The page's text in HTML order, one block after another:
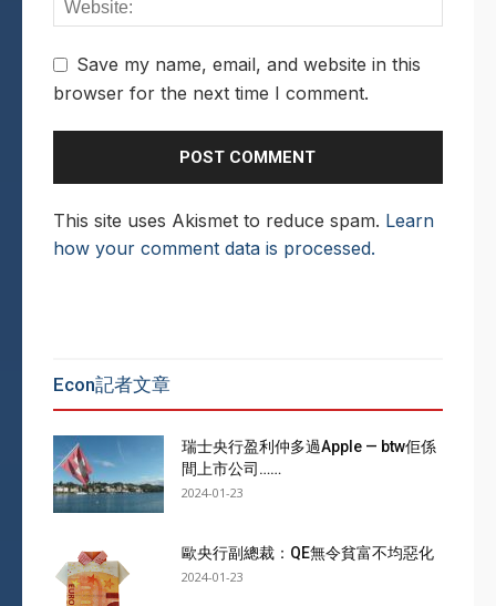
Save my name, email, and website in this
browser for the next time I comment.
This site uses Akismet to reduce spam. Learn
how your comment data is processed.
Econ記者文章
瑞士央行盈利仲多過Apple — btw佢係
間上市公司……
2024-01-23
歐央行副總裁：QE無令貧富不均惡化
2024-01-23